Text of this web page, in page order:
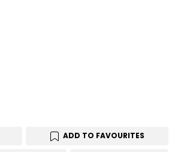
ADD TO FAVOURITES